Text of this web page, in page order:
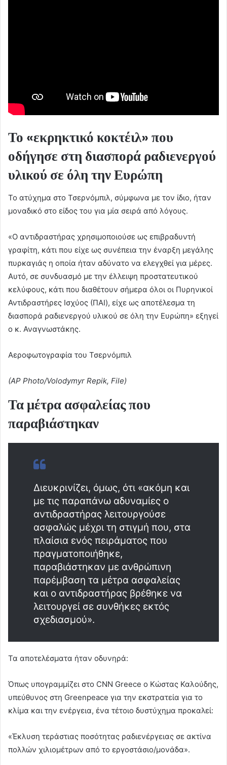
Το «εκρηκτικό κοκτέιλ» που
οδήγησε στη διασπορά ραδιενεργού
υλικού σε όλη την Ευρώπη
Το ατύχημα στο Τσερνόμπιλ, σύμφωνα με τον ίδιο, ήταν
μοναδικό στο είδος του για μία σειρά από λόγους.
«Ο αντιδραστήρας χρησιμοποιούσε ως επιβραδυντή
γραφίτη, κάτι που είχε ως συνέπεια την έναρξη μεγάλης
πυρκαγιάς η οποία ήταν αδύνατο να ελεγχθεί για μέρες.
Αυτό, σε συνδυασμό με την έλλειψη προστατευτικού
κελύφους, κάτι που διαθέτουν σήμερα όλοι οι Πυρηνικοί
Αντιδραστήρες Ισχύος (ΠΑΙ), είχε ως αποτέλεσμα τη
διασπορά ραδιενεργού υλικού σε όλη την Ευρώπη» εξηγεί
ο κ. Αναγνωστάκης.
Αεροφωτογραφία του Τσερνόμπιλ
(AP Photo/Volodymyr Repik, File)
Τα μέτρα ασφαλείας που
παραβιάστηκαν
Διευκρινίζει, όμως, ότι «ακόμη και
με τις παραπάνω αδυναμίες ο
αντιδραστήρας λειτουργούσε
ασφαλώς μέχρι τη στιγμή που, στα
πλαίσια ενός πειράματος που
πραγματοποιήθηκε,
παραβιάστηκαν με ανθρώπινη
παρέμβαση τα μέτρα ασφαλείας
και ο αντιδραστήρας βρέθηκε να
λειτουργεί σε συνθήκες εκτός
σχεδιασμού».
Τα αποτελέσματα ήταν οδυνηρά:
Όπως υπογραμμίζει στο CNN Greece ο Κώστας Καλούδης,
υπεύθυνος στη Greenpeace για την εκστρατεία για το
κλίμα και την ενέργεια, ένα τέτοιο δυστύχημα προκαλεί:
«Έκλυση τεράστιας ποσότητας ραδιενέργειας σε ακτίνα
πολλών χιλιομέτρων από το εργοστάσιο/μονάδα».